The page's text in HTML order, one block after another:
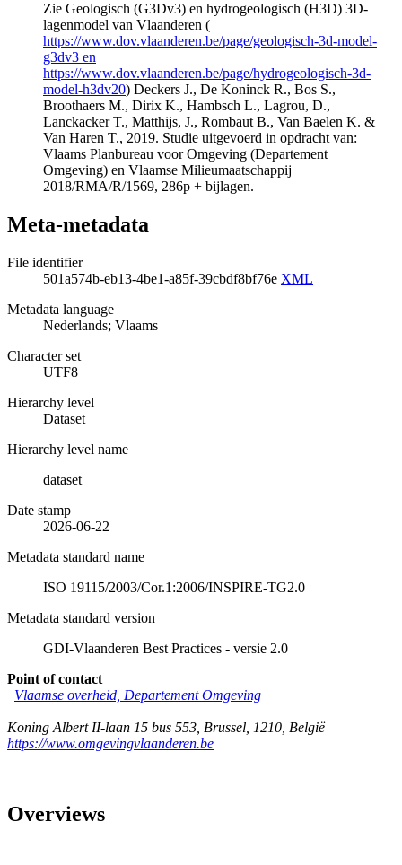
Zie Geologisch (G3Dv3) en hydrogeologisch (H3D) 3D-
lagenmodel van Vlaanderen (
https://www.dov.vlaanderen.be/page/geologisch-3d-model-
g3dv3 en
https://www.dov.vlaanderen.be/page/hydrogeologisch-3d-
model-h3dv20) Deckers J., De Koninck R., Bos S.,
Broothaers M., Dirix K., Hambsch L., Lagrou, D.,
Lanckacker T., Matthijs, J., Rombaut B., Van Baelen K. &
Van Haren T., 2019. Studie uitgevoerd in opdracht van:
Vlaams Planbureau voor Omgeving (Departement
Omgeving) en Vlaamse Milieumaatschappij
2018/RMA/R/1569, 286p + bijlagen.
Meta-metadata
File identifier
501a574b-eb13-4be1-a85f-39cbdf8bf76e XML
Metadata language
Nederlands; Vlaams
Character set
UTF8
Hierarchy level
Dataset
Hierarchy level name
dataset
Date stamp
2026-06-22
Metadata standard name
ISO 19115/2003/Cor.1:2006/INSPIRE-TG2.0
Metadata standard version
GDI-Vlaanderen Best Practices - versie 2.0
Point of contact
Vlaamse overheid, Departement Omgeving
Koning Albert II-laan 15 bus 553 Brussel 1210 België
https://www.omgevingvlaanderen.be
Overviews